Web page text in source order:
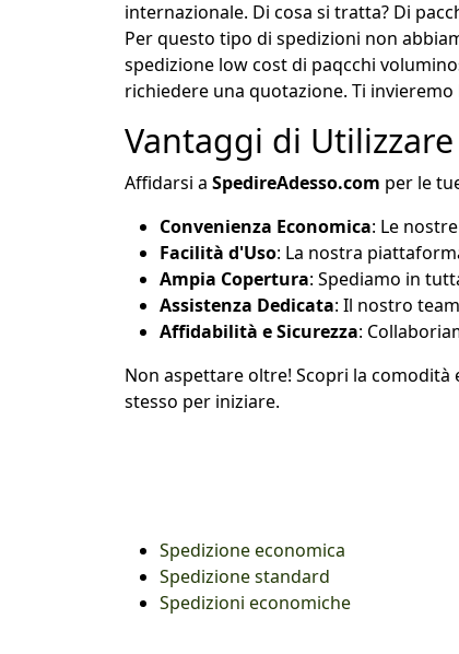
internazionale. Di cosa si tratta? Di
Per questo tipo di spedizioni non
spedizione low cost di paqcchi
richiedere una quotazione. Ti
Vantaggi di
Affidarsi a SpedireAdesso.com per le
Convenienza Economica: Le
Facilità d'Uso: La nostra
Ampia Copertura: Spediamo in
Assistenza Dedicata: Il nostro
Affidabilità e Sicurezza:
Non aspettare oltre! Scopri la comodità
stesso per iniziare.
Spedizione economica
Spedizione standard
Spedizioni economiche